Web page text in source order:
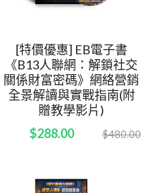
[特價優惠] EB電子書
《B13人聯網：解鎖社交
關係財富密碼》網絡營銷
全景解讀與實戰指南(附
贈教學影片)
$288.00
$480.00